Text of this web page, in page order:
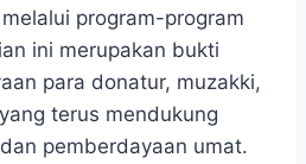
melalui program-program
ini merupakan bukti
para donatur, muzakki,
terus mendukung
pemberdayaan umat.